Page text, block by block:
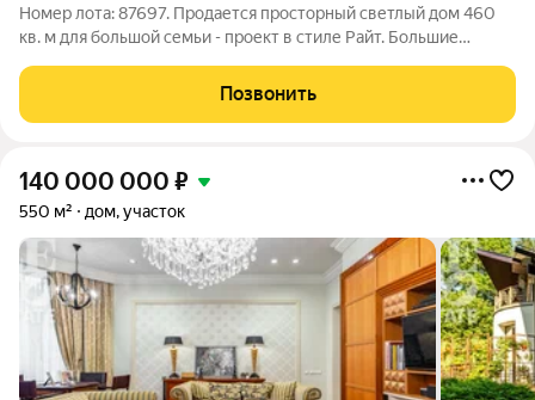
Номер лота: 87697. Продается просторный светлый дом 460
кв. м для большой семьи - проект в стиле Райт. Большие
Панорамное остекление. Второй свет (красивое окно в
большой комнате на всю высоту
Позвонить
140 000 000 ₽
550 м² дом, участок